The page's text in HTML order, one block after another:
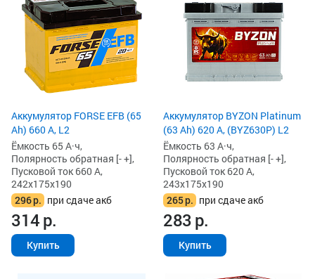
Аккумулятор FORSE EFB (65
Ah) 660 А, L2
Ёмкость 65 А·ч,
Полярность обратная [- +],
Пусковой ток 660 А,
242x175x190
296р. при сдаче акб
314р.
Купить
Аккумулятор BYZON Platinum
(63 Ah) 620 А, (BYZ630P) L2
Ёмкость 63 А·ч,
Полярность обратная [- +],
Пусковой ток 620 А,
243x175x190
265р. при сдаче акб
283р.
Купить